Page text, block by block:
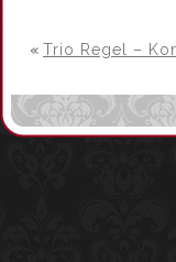
« Trio Regel –